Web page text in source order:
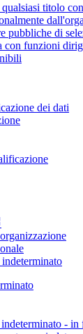
titolo
pubbliche di
con funzioni
dei dati
- in